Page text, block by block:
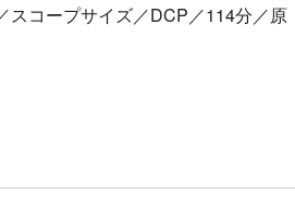
スコープサイズ／DCP／114分／原
SNS
on SNS